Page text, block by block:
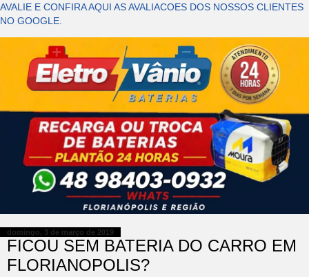
AVALIE E CONFIRA AQUI AS AVALIACOES DOS NOSSOS CLIENTES
NO GOOGLE.
domingo, 3 de março de 2019
FICOU SEM BATERIA DO CARRO EM
FLORIANOPOLIS?